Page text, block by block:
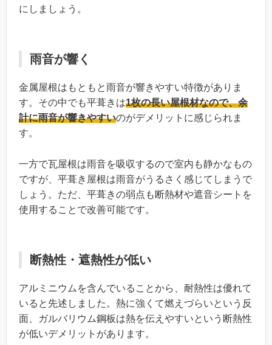
にしましょう。
雨音が響く
金属屋根はもともと雨音が響きやすい特徴がありま
す。その中でも平葺きは1枚の長い屋根材なので、余
計に雨音が響きやすいのがデメリットに感じられま
す。
一方で瓦屋根は雨音を吸収するので室内も静かなもの
ですが、平葺き屋根は雨音がうるさく感じてしまうで
しょう。ただ、平葺きの弱点も断熱材や遮音シートを
使用することで改善可能です。
断熱性・遮熱性が低い
アルミニウムを含んでいることから、耐熱性は優れて
いると先述しました。熱に強くて燃えづらいという反
面、ガルバリウム鋼板は熱を伝えやすいという断熱性
が低いデメリットがあります。